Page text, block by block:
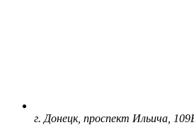
г. Донецк, проспект Ильича,